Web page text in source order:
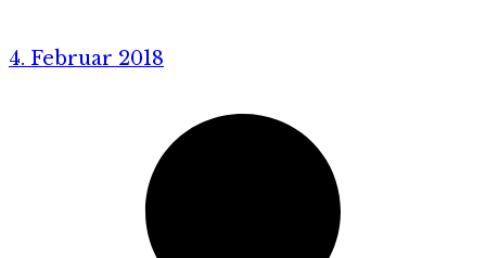
4. Februar 2018